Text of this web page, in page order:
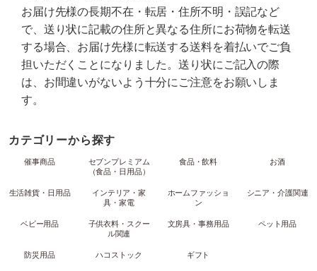
お届け先様の長期不在・転居・住所不明・誤記など
で、送り状に記載の住所と異なる住所にお荷物を転送
する場合、お届け先様に転送する送料を着払いでご負
担いただくことになりました。送り状にご記入の際
は、お間違いがないよう十分にご注意をお願いしま
す。
カテゴリーから探す
催事商品
セブンプレミアム
（食品・日用品）
食品・飲料 お酒
生活雑貨・日用品
インテリア・家
具・家電
ホームファッショ
ン
シニア・介護関連
ベビー用品
子供衣料・スクー
ル関連
文房具・事務用品 ペット用品
防災用品 ハコストック ギフト